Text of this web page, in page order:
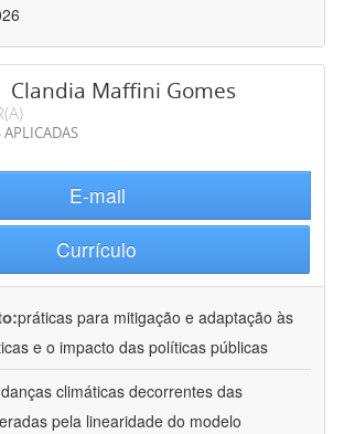
Clandia Maffini Gomes
APLICADAS
E-mail
Currículo
práticas para mitigação e adaptação às
e o impacto das políticas públicas
climáticas decorrentes das
pela linearidade do modelo